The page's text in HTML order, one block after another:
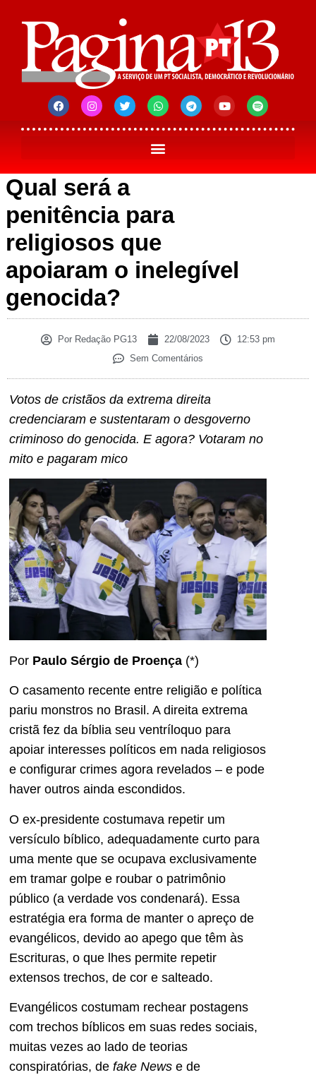
Qual será a
penitência para
religiosos que
apoiaram o inelegível
genocida?
Por Redação PG13 22/08/2023
12:53 pm
Sem Comentários
Votos de cristãos da extrema direita
credenciaram e sustentaram o desgoverno
criminoso do genocida. E agora? Votaram no
mito e pagaram mico
Por Paulo Sérgio de Proença (*)
O casamento recente entre religião e política
pariu monstros no Brasil. A direita extrema
cristã fez da bíblia seu ventríloquo para
apoiar interesses políticos em nada religiosos
e configurar crimes agora revelados – e pode
haver outros ainda escondidos.
O ex-presidente costumava repetir um
versículo bíblico, adequadamente curto para
uma mente que se ocupava exclusivamente
em tramar golpe e roubar o patrimônio
público (a verdade vos condenará). Essa
estratégia era forma de manter o apreço de
evangélicos, devido ao apego que têm às
Escrituras, o que lhes permite repetir
extensos trechos, de cor e salteado.
Evangélicos costumam rechear postagens
com trechos bíblicos em suas redes sociais,
muitas vezes ao lado de teorias
conspiratórias, de fake News e de